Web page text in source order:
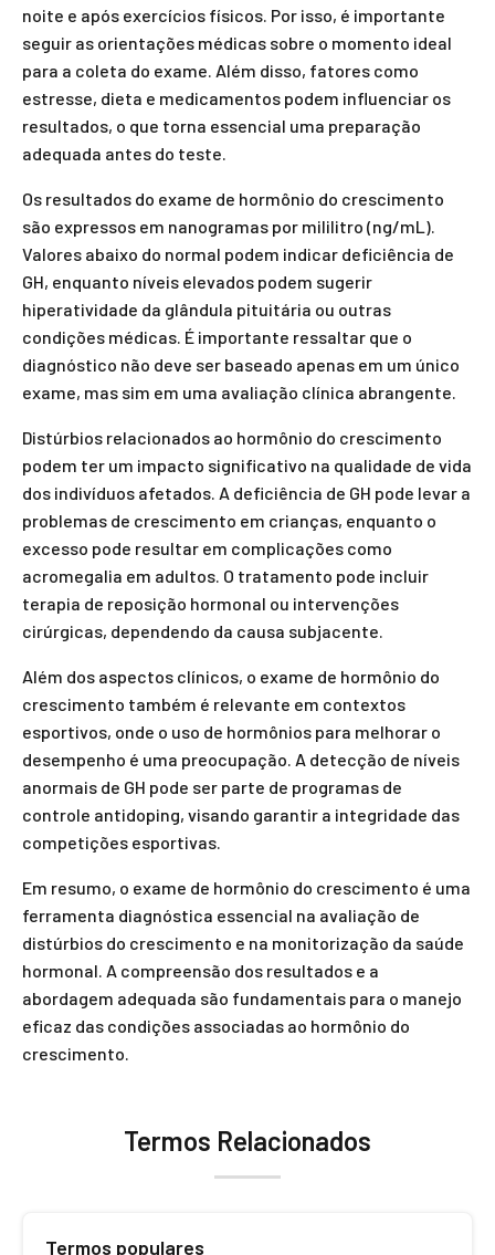
noite e após exercícios físicos. Por isso, é importante
seguir as orientações médicas sobre o momento ideal
para a coleta do exame. Além disso, fatores como
estresse, dieta e medicamentos podem influenciar os
resultados, o que torna essencial uma preparação
adequada antes do teste.
Os resultados do exame de hormônio do crescimento
são expressos em nanogramas por mililitro (ng/mL).
Valores abaixo do normal podem indicar deficiência de
GH, enquanto níveis elevados podem sugerir
hiperatividade da glândula pituitária ou outras
condições médicas. É importante ressaltar que o
diagnóstico não deve ser baseado apenas em um único
exame, mas sim em uma avaliação clínica abrangente.
Distúrbios relacionados ao hormônio do crescimento
podem ter um impacto significativo na qualidade de vida
dos indivíduos afetados. A deficiência de GH pode levar a
problemas de crescimento em crianças, enquanto o
excesso pode resultar em complicações como
acromegalia em adultos. O tratamento pode incluir
terapia de reposição hormonal ou intervenções
cirúrgicas, dependendo da causa subjacente.
Além dos aspectos clínicos, o exame de hormônio do
crescimento também é relevante em contextos
esportivos, onde o uso de hormônios para melhorar o
desempenho é uma preocupação. A detecção de níveis
anormais de GH pode ser parte de programas de
controle antidoping, visando garantir a integridade das
competições esportivas.
Em resumo, o exame de hormônio do crescimento é uma
ferramenta diagnóstica essencial na avaliação de
distúrbios do crescimento e na monitorização da saúde
hormonal. A compreensão dos resultados e a
abordagem adequada são fundamentais para o manejo
eficaz das condições associadas ao hormônio do
crescimento.
Termos Relacionados
Termos populares